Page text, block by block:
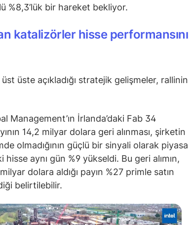
%8,3’lük bir hareket bekliyor.
katalizörler hisse performansını
üste açıkladığı stratejik gelişmeler, rallinin
Management’ın İrlanda’daki Fab 34
14,2 milyar dolara geri alınması, şirketin
olmadığının güçlü bir sinyali olarak piyasa
hisse aynı gün %9 yükseldi. Bu geri alımın,
dolara aldığı payın %27 primle satın
belirtilebilir.